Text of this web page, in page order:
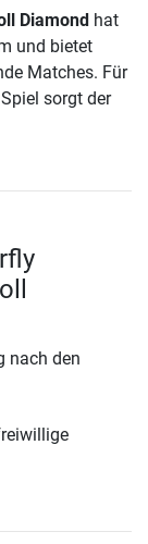
Diamond hat
und bietet
Matches. Für
sorgt der
nach den